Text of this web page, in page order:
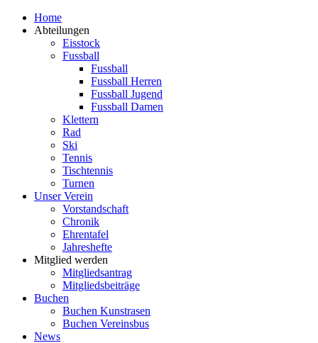
Home
Abteilungen
Eisstock
Fussball
Fussball
Fussball Herren
Fussball Jugend
Fussball Damen
Klettern
Rad
Ski
Tennis
Tischtennis
Turnen
Unser Verein
Vorstandschaft
Chronik
Ehrentafel
Jahreshefte
Mitglied werden
Mitgliedsantrag
Mitgliedsbeiträge
Buchen
Buchen Kunstrasen
Buchen Vereinsbus
News